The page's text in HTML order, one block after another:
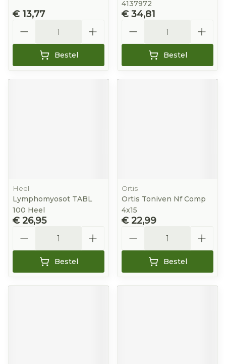
€ 13,77
Bestel
4137972
€ 34,81
Bestel
Heel
Lymphomyosot TABL
100 Heel
€ 26,95
Bestel
Ortis
Ortis Toniven Nf Comp
4x15
€ 22,99
Bestel